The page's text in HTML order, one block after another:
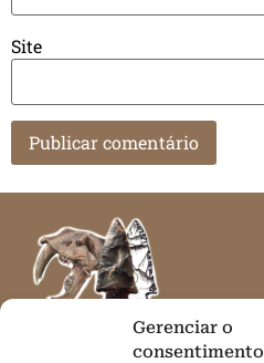
Gerenciar o
consentimento
Site